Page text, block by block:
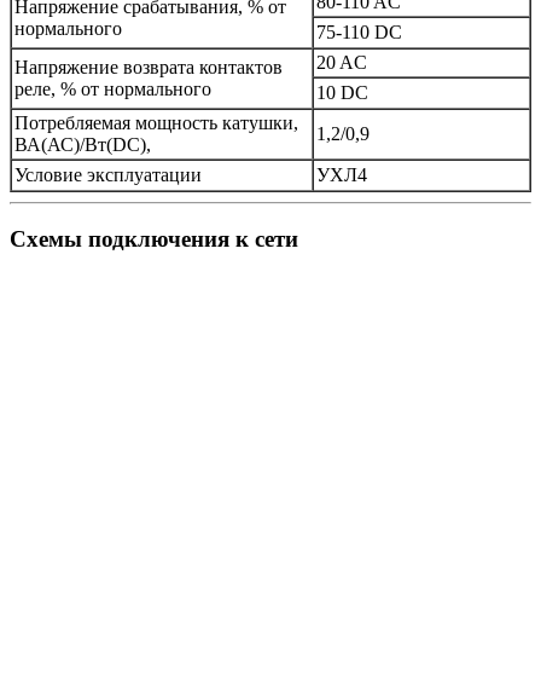
Напряжение срабатывания, % от
нормального
75-110 DC
Напряжение возврата контактов
реле, % от нормального
20 AC
10 DC
Потребляемая мощность катушки,
ВА(АС)/Вт(DC),
1,2/0,9
Условие эксплуатации
УХЛ4
Схемы подключения к сети